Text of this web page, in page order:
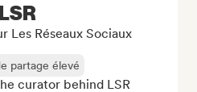
LSR
Les Réseaux Sociaux
partage élevé
curator behind LSR